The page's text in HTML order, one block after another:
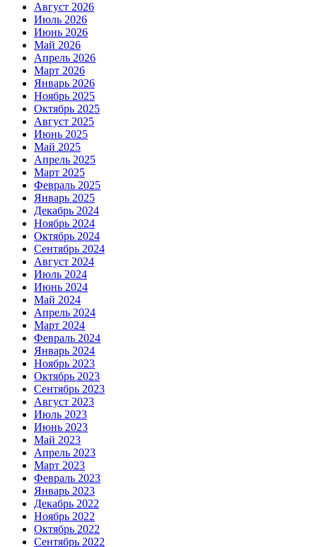
Август 2026
Июль 2026
Июнь 2026
Май 2026
Апрель 2026
Март 2026
Январь 2026
Ноябрь 2025
Октябрь 2025
Август 2025
Июнь 2025
Май 2025
Апрель 2025
Март 2025
Февраль 2025
Январь 2025
Декабрь 2024
Ноябрь 2024
Октябрь 2024
Сентябрь 2024
Август 2024
Июль 2024
Июнь 2024
Май 2024
Апрель 2024
Март 2024
Февраль 2024
Январь 2024
Ноябрь 2023
Октябрь 2023
Сентябрь 2023
Август 2023
Июль 2023
Июнь 2023
Май 2023
Апрель 2023
Март 2023
Февраль 2023
Январь 2023
Декабрь 2022
Ноябрь 2022
Октябрь 2022
Сентябрь 2022